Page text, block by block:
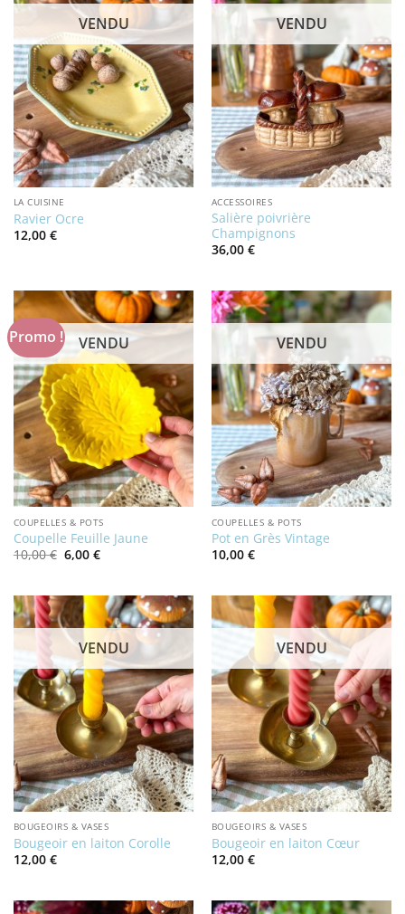
VENDU
LA CUISINE
Ravier Ocre
12,00 €
VENDU
ACCESSOIRES
Salière poivrière
Champignons
36,00 €
Promo ! VENDU
COUPELLES & POTS
Coupelle Feuille Jaune
10,00€ Le
prix
10,00 €.
6,00 €Le
6,00 €.
VENDU
COUPELLES & POTS
Pot en Grès Vintage
10,00 €
VENDU
BOUGEOIRS & VASES
Bougeoir en laiton Corolle
12,00 €
VENDU
BOUGEOIRS & VASES
Bougeoir en laiton Cœur
12,00 €